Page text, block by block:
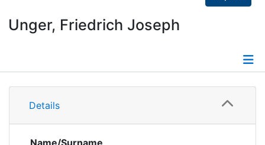
Unger, Friedrich Joseph
Details
Details
Name/Surname